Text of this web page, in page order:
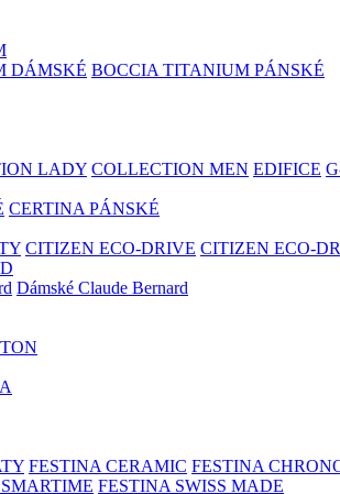
DÁMSKÉ BOCCIA TITANIUM PÁNSKÉ
LADY COLLECTION MEN EDIFICE
CERTINA PÁNSKÉ
CITIZEN ECO-DRIVE CITIZEN ECO-
Dámské Claude Bernard
FESTINA CERAMIC FESTINA
FESTINA SWISS MADE